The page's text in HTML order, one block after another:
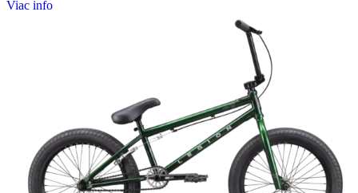
436,90 €.
Viac info